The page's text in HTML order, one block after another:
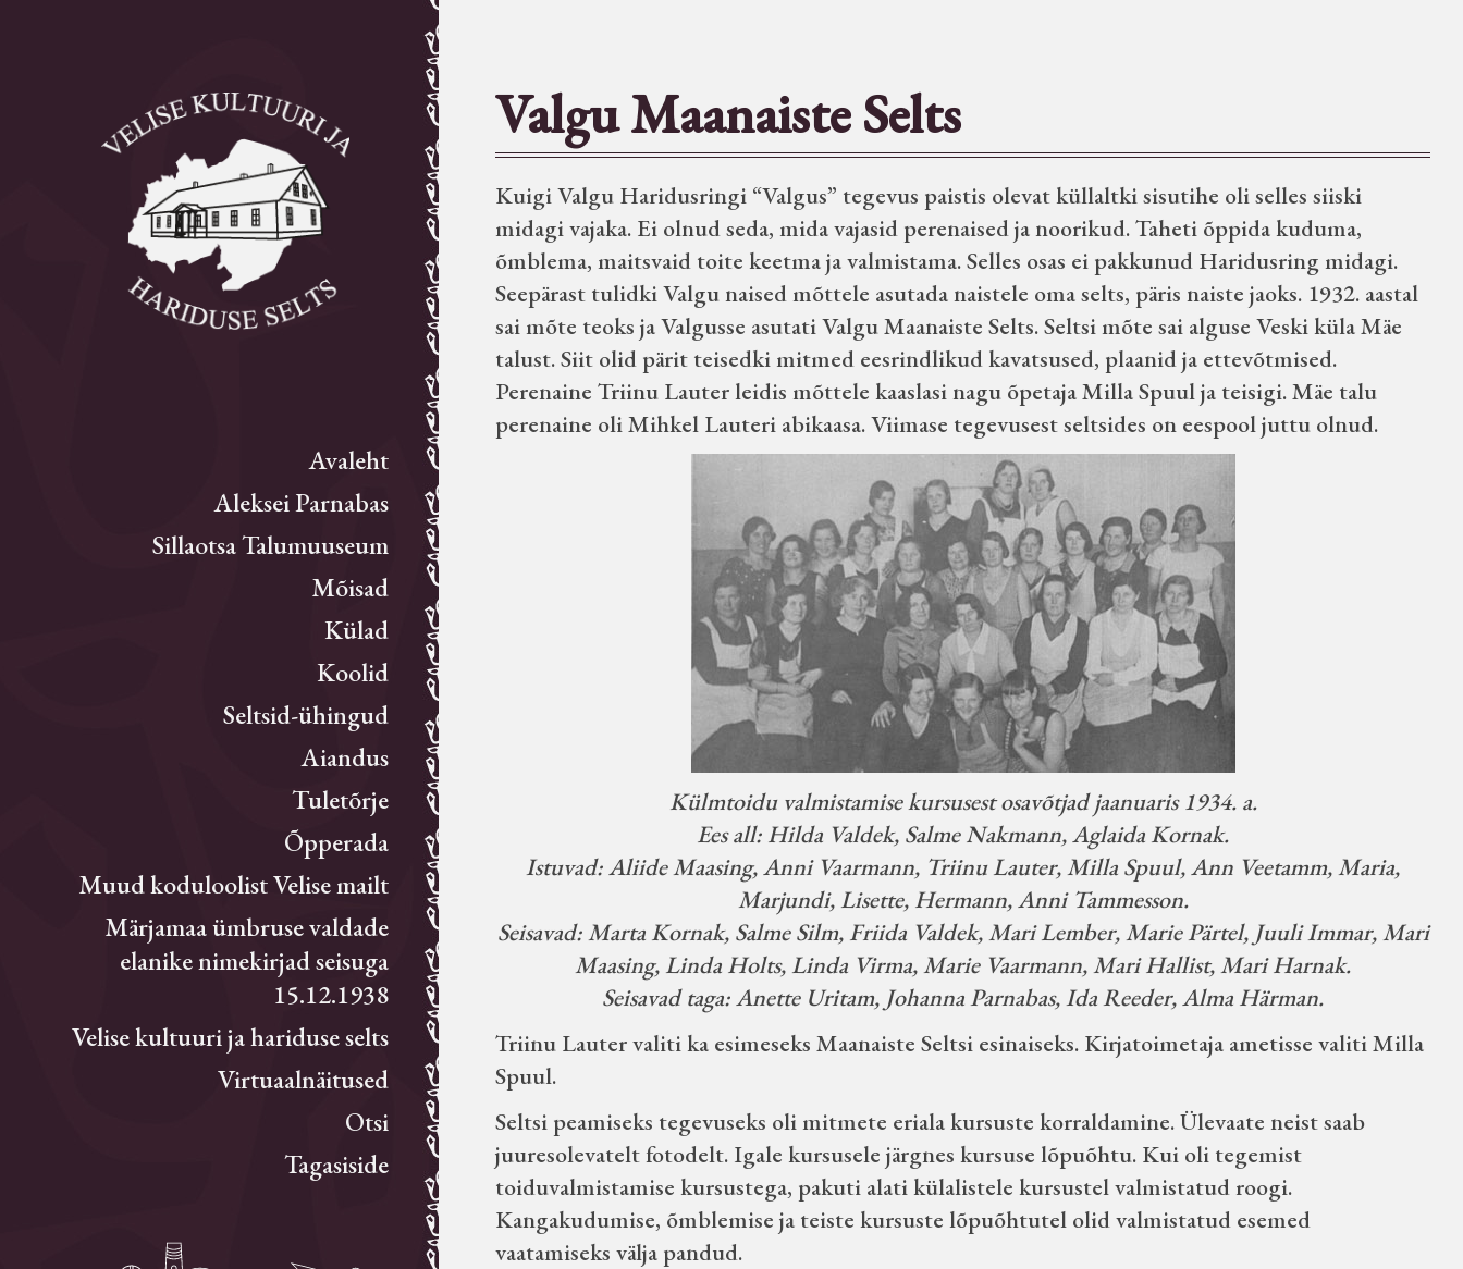
Avaleht
Aleksei Parnabas
Sillaotsa Talumuuseum
Mõisad
Külad
Koolid
Seltsid-ühingud
Aiandus
Tuletõrje
Õpperada
Muud koduloolist Velise mailt
Märjamaa ümbruse valdade
elanike nimekirjad seisuga
15.12.1938
Velise kultuuri ja hariduse selts
Virtuaalnäitused
Otsi
Tagasiside
Valgu Maanaiste Selts
Kuigi Valgu Haridusringi “Valgus” tegevus paistis olevat küllaltki sisutihe oli selles siiski
midagi vajaka. Ei olnud seda, mida vajasid perenaised ja noorikud. Taheti õppida kuduma,
õmblema, maitsvaid toite keetma ja valmistama. Selles osas ei pakkunud Haridusring midagi.
Seepärast tulidki Valgu naised mõttele asutada naistele oma selts, päris naiste jaoks. 1932. aastal
sai mõte teoks ja Valgusse asutati Valgu Maanaiste Selts. Seltsi mõte sai alguse Veski küla Mäe
talust. Siit olid pärit teisedki mitmed eesrindlikud kavatsused, plaanid ja ettevõtmised.
Perenaine Triinu Lauter leidis mõttele kaaslasi nagu õpetaja Milla Spuul ja teisigi. Mäe talu
perenaine oli Mihkel Lauteri abikaasa. Viimase tegevusest seltsides on eespool juttu olnud.
Külmtoidu valmistamise kursusest osavõtjad jaanuaris 1934. a.
Ees all: Hilda Valdek, Salme Nakmann, Aglaida Kornak.
Istuvad: Aliide Maasing, Anni Vaarmann, Triinu Lauter, Milla Spuul, Ann Veetamm, Maria,
Marjundi, Lisette, Hermann, Anni Tammesson.
Seisavad: Marta Kornak, Salme Silm, Friida Valdek, Mari Lember, Marie Pärtel, Juuli Immar, Mari
Maasing, Linda Holts, Linda Virma, Marie Vaarmann, Mari Hallist, Mari Harnak.
Seisavad taga: Anette Uritam, Johanna Parnabas, Ida Reeder, Alma Härman.
Triinu Lauter valiti ka esimeseks Maanaiste Seltsi esinaiseks. Kirjatoimetaja ametisse valiti Milla
Spuul.
Seltsi peamiseks tegevuseks oli mitmete eriala kursuste korraldamine. Ülevaate neist saab
juuresolevatelt fotodelt. Igale kursusele järgnes kursuse lõpuõhtu. Kui oli tegemist
toiduvalmistamise kursustega, pakuti alati külalistele kursustel valmistatud roogi.
Kangakudumise, õmblemise ja teiste kursuste lõpuõhtutel olid valmistatud esemed
vaatamiseks välja pandud.